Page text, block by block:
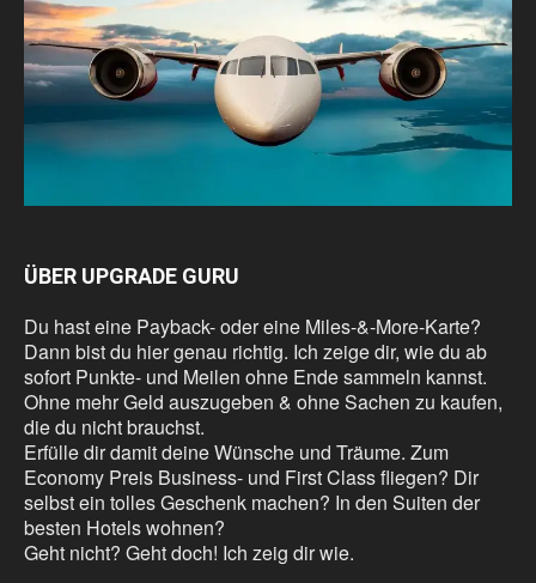
ÜBER UPGRADE GURU
Du hast eine Payback- oder eine Miles-&-More-Karte?
Dann bist du hier genau richtig. Ich zeige dir, wie du ab
sofort Punkte- und Meilen ohne Ende sammeln kannst.
Ohne mehr Geld auszugeben & ohne Sachen zu kaufen,
die du nicht brauchst.
Erfülle dir damit deine Wünsche und Träume. Zum
Economy Preis Business- und First Class fliegen? Dir
selbst ein tolles Geschenk machen? In den Suiten der
besten Hotels wohnen?
Geht nicht? Geht doch! Ich zeig dir wie.